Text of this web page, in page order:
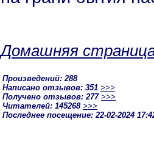
Домашняя
Произведений: 288
Написано отзывов: 351 >>>
Получено отзывов: 277 >>>
Читателей: 145268 >>>
Последнее посещение: 22-02-2024